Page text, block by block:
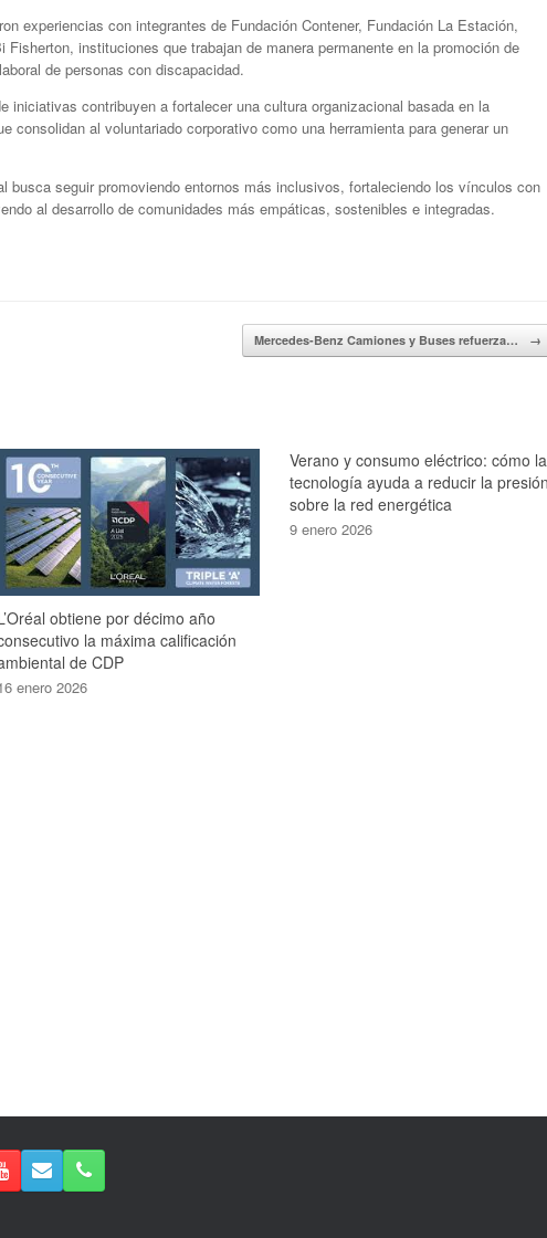
experiencias con integrantes de Fundación Contener, Fundación La Estación,
instituciones que trabajan de manera permanente en la promoción de
de personas con discapacidad.
iniciativas contribuyen a fortalecer una cultura organizacional basada en la
consolidan al voluntariado corporativo como una herramienta para generar un
busca seguir promoviendo entornos más inclusivos, fortaleciendo los vínculos con
al desarrollo de comunidades más empáticas, sostenibles e integradas.
Mercedes-Benz Camiones y Buses refuerza… →
obtiene por décimo año
la máxima calificación
de CDP
enero 2026
Verano y consumo eléctrico: cómo la
tecnología ayuda a reducir la
sobre la red energética
9 enero 2026